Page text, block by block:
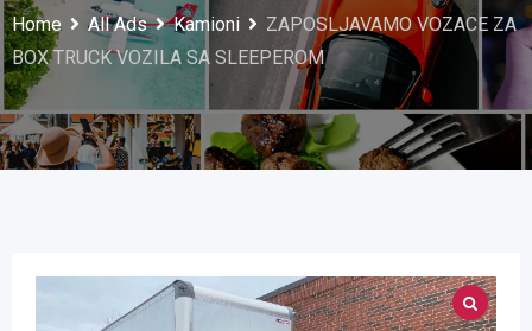
Home All Ads Kamioni
ZAPOSLJAVAMO VOZACE ZA
BOX TRUCK VOZILA SA SLEEPEROM